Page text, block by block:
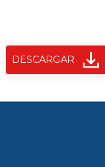
DESCARGAR